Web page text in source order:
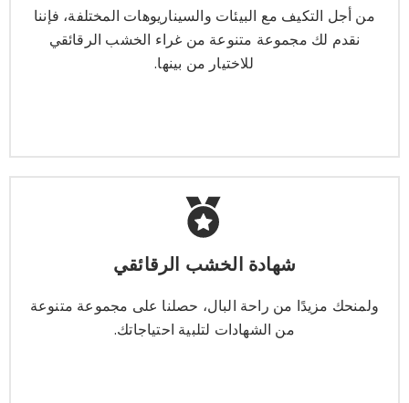
من أجل التكيف مع البيئات والسيناريوهات المختلفة، فإننا
نقدم لك مجموعة متنوعة من غراء الخشب الرقائقي
للاختيار من بينها.
للاختيار من بينها.
شهادة الخشب الرقائقي
ولمنحك مزيدًا من راحة البال، حصلنا على مجموعة متنوعة
من الشهادات لتلبية احتياجاتك.
ولمنحك مزيدًا من راحة البال، حصلنا على مجموعة متنوعة
من الشهادات لتلبية احتياجاتك.